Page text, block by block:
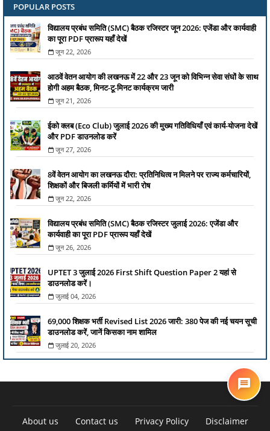
POPULAR POSTS
विद्यालय प्रबंध समिति (SMC) बैठक रजिस्टर जून 2026: एजेंडा और कार्यवाही
का पूरा PDF प्रारूप यहाँ देखें
जून 22, 2026
आठवें वेतन आयोग की लखनऊ में 22 और 23 जून को विभिन्न सेवा संघों के साथ
होगी अहम बैठक, मिनट-टू-मिनट कार्यक्रम जारी
जून 21, 2026
ईको क्लब (Eco Club) जुलाई 2026 की मुख्य गतिविधियाँ एवं कार्य-योजना देखें
और PDF डाउनलोड करें
जून 27, 2026
8वें वेतन आयोग का लखनऊ दौरा: प्रतिनिधित्व न मिलने पर राज्य कर्मचारियों,
शिक्षकों और बिजली कर्मियों में भारी रोष
जून 22, 2026
विद्यालय प्रबंध समिति (SMC) बैठक रजिस्टर जुलाई 2026: एजेंडा और
कार्यवाही का पूरा PDF प्रारूप यहाँ देखें
जून 26, 2026
UPTET 3 जुलाई 2026 First Shift Question Paper 2 यहां से
डाउनलोड करें।
जुलाई 04, 2026
69,000 शिक्षक भर्ती Revised List 2026 जारी: 380 पेज की नई चयन सूची
डाउनलोड करें, जानें किसका नाम शामिल
जुलाई 20, 2026
About us Contact us Privacy Policy Disclaimer